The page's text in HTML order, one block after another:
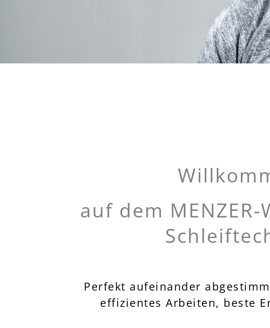
auf dem
Perfekt aufeinander
effizientes Arbeiten, beste